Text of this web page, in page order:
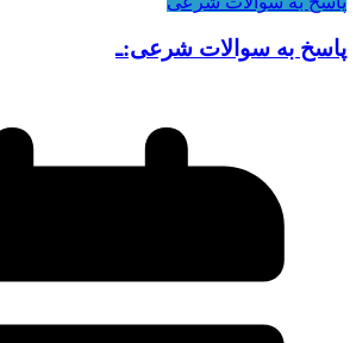
پاسخ به سوالات شرعی:ـ